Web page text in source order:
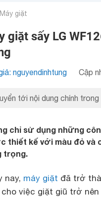
Máy giặt
giặt sấy LG
nguyendinhtung Cập
tới nội dung chính trong
chỉ sử dụng những
thiết kế với màu đỏ và
trọng.
nay, máy giặt đã trở
cho việc giặt giũ trở